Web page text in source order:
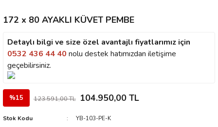
172 x 80 AYAKLI KÜVET PEMBE
Detaylı bilgi ve size özel avantajlı fiyatlarımız için
0532 436 44 40 nolu destek hatımızdan iletişime
geçebilirsiniz.
%15 123.591,00 TL 104.950,00 TL
Stok Kodu
YB-103-PE-K